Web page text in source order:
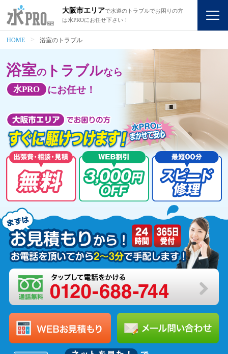
大阪市エリアで水道のトラブルでお困りの方
は水PROにお任せ下さい！
HOME 浴室のトラブル
浴室のトラブルなら
水PRO にお任せ！